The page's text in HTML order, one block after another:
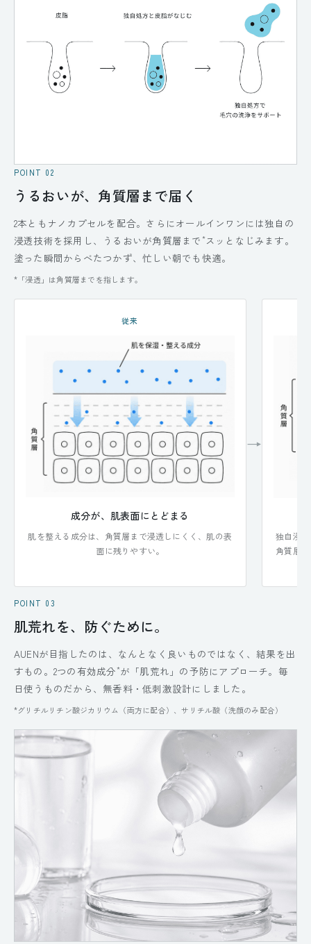
従来
成分が、肌表面にとどまる
肌を整える成分は、角質層まで浸透しにくく、肌の表
面に残りやすい。
→
独自浸
角質層
POINT 02
うるおいが、角質層まで届く
2本ともナノカプセルを配合。さらにオールインワンには独自の
浸透技術を採用し、うるおいが角質層まで *スッとなじみます。
塗った瞬間からべたつかず、忙しい朝でも快適。
*「浸透」は角質層までを指します。
POINT 03
肌荒れを、防ぐために。
AUENが目指したのは、なんとなく良いものではなく、結果を出
すもの。2つの有効成分*が「肌荒れ」の予防にアプローチ。毎
日使うものだから、無香料・低刺激設計にしました。
*グリチルリチン酸ジカリウム（両方に配合）、サリチル酸（洗顔のみ配合）